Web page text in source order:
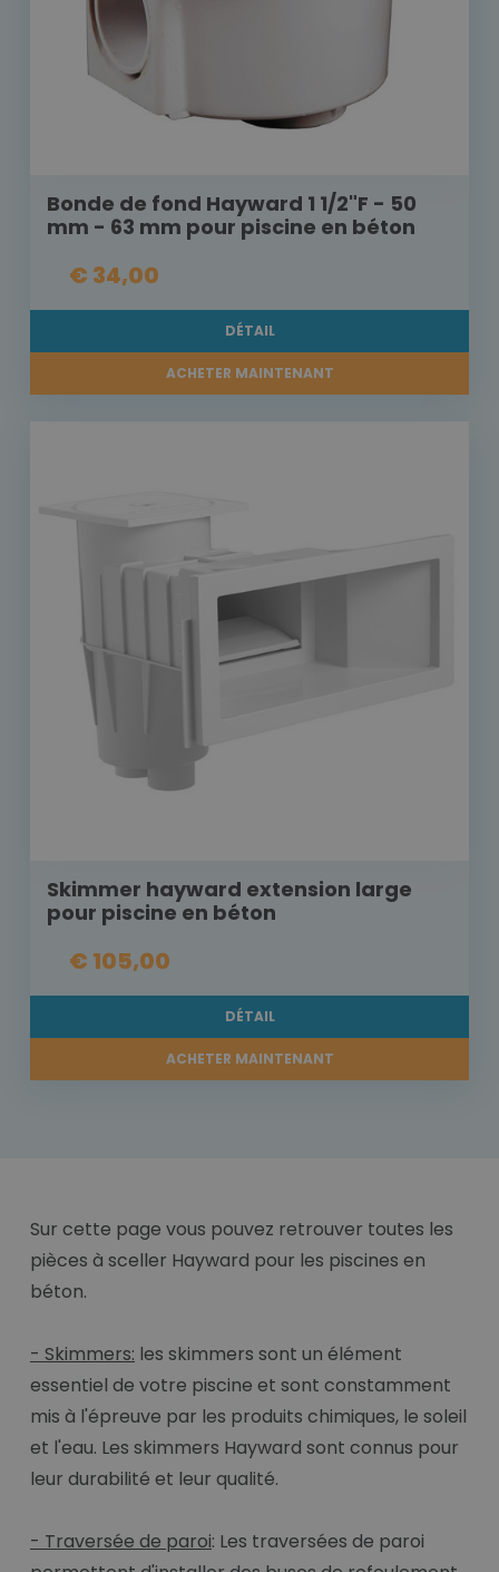
Bonde de fond Hayward 1 1/2"F - 50
mm - 63 mm pour piscine en béton
€ 34,00
DÉTAIL
ACHETER MAINTENANT
Skimmer hayward extension large
pour piscine en béton
€ 105,00
DÉTAIL
ACHETER MAINTENANT
Sur cette page vous pouvez retrouver toutes les
pièces à sceller Hayward pour les piscines en
béton.
- Skimmers: les skimmers sont un élément
essentiel de votre piscine et sont constamment
mis à l'épreuve par les produits chimiques, le soleil
et l'eau. Les skimmers Hayward sont connus pour
leur durabilité et leur qualité.
- Traversée de paroi: Les traversées de paroi